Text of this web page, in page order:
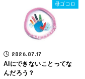
母ゴコロ
2026.07.17
AIにできないことってな
んだろう？